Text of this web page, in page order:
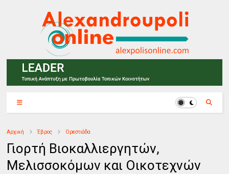
Αρχική Έβρος Ορεστιάδα
Γιορτή Βιοκαλλιεργητών,
Μελισσοκόμων και Οικοτεχνών